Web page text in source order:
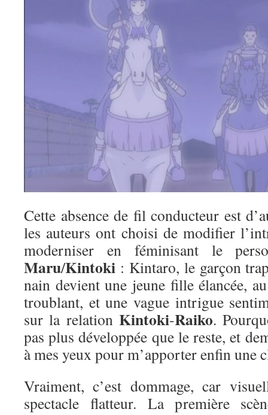
Cette absence de fil conducteur est
les auteurs ont choisi de modifier
moderniser en féminisant le
Maru/Kintoki : Kintaro, le garçon
nain devient une jeune fille élancée,
troublant, et une vague intrigue
sur la relation Kintoki-Raiko.
pas plus développée que le reste, et
à mes yeux pour m’apporter enfin une
Vraiment, c’est dommage, car
spectacle flatteur. La première